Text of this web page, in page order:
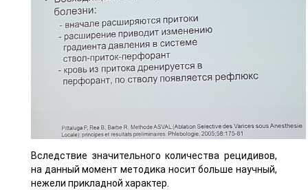
Вследствие значительного количества рецидивов,
на данный момент методика носит больше научный,
нежели прикладной характер.